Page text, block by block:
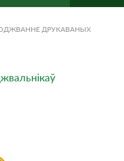
ДРУКАВАНЫХ